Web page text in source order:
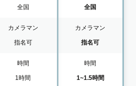
全国
カメラマン
指名可
時間
1時間
全国
カメラマン
指名可
時間
1~1.5時間